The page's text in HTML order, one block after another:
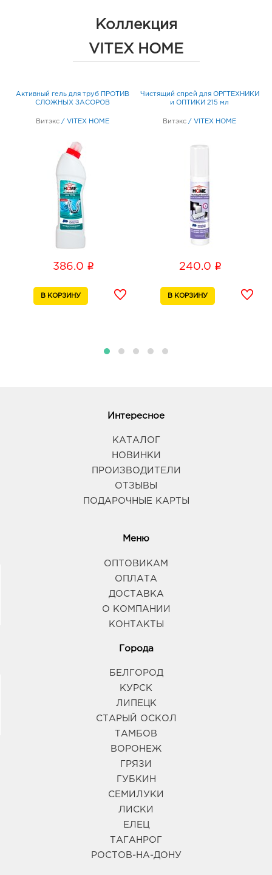
Коллекция
VITEX HOME
Активный гель для труб ПРОТИВ
СЛОЖНЫХ ЗАСОРОВ
Витэкс / VITEX HOME
386.0 i
Чистящий спрей для ОРГТЕХНИКИ
и ОПТИКИ 215 мл
Витэкс / VITEX HOME
240.0 i
Интересное
КАТАЛОГ
НОВИНКИ
ПРОИЗВОДИТЕЛИ
ОТЗЫВЫ
ПОДАРОЧНЫЕ КАРТЫ
Меню
ОПТОВИКАМ
ОПЛАТА
ДОСТАВКА
О КОМПАНИИ
КОНТАКТЫ
Города
БЕЛГОРОД
КУРСК
ЛИПЕЦК
СТАРЫЙ ОСКОЛ
ТАМБОВ
ВОРОНЕЖ
ГРЯЗИ
ГУБКИН
СЕМИЛУКИ
ЛИСКИ
ЕЛЕЦ
ТАГАНРОГ
РОСТОВ-НА-ДОНУ